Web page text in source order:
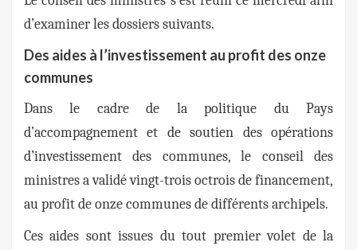
d’examiner les dossiers suivants.
Des aides à l’investissement au profit des onze
communes
Dans le cadre de la politique du Pays
d’accompagnement et de soutien des opérations
d’investissement des communes, le conseil des
ministres a validé vingt-trois octrois de financement,
au profit de onze communes de différents archipels.
Ces aides sont issues du tout premier volet de la